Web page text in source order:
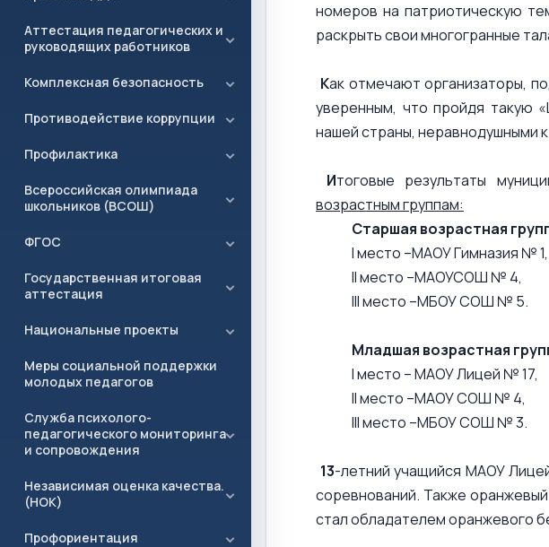
Аттестация педагогических и
руководящих работников
Комплексная безопасность
Противодействие коррупции
Профилактика
Всероссийская олимпиада
школьников (ВСОШ)
ФГОС
Государственная итоговая
аттестация
Национальные проекты
Меры социальной поддержки
молодых педагогов
Служба психолого-
педагогического мониторинга
и сопровождения
Независимая оценка качества.
(НОК)
Профориентация
номеров на патриотическую
раскрыть свои многогранные
Как отмечают организаторы,
уверенным, что пройдя такую
нашей страны, неравнодушными
Итоговые результаты
возрастным группам:
Старшая возрастная
I место –МАОУ Гимназия № 1,
II место –МАОУСОШ № 4,
III место –МБОУ СОШ № 5.
Младшая возрастная
I место – МАОУ Лицей № 17,
II место –МАОУ СОШ № 4,
III место –МБОУ СОШ № 3.
13-летний учащийся МАОУ
соревнований. Также
стал обладателем оранжевого